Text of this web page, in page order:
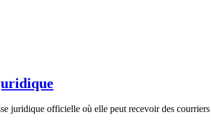
juridique officielle où elle peut recevoir des